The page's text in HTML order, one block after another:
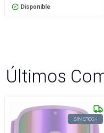
Disponible
Últimos
SIN STOCK